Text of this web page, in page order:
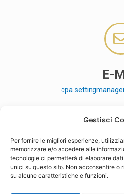
Gestisci
Per fornire le migliori esperienze,
memorizzare e/o accedere alle
tecnologie ci permetterà di elaborare
unici su questo sito. Non acconsentire o
su alcune caratteristiche e funzioni.
E-